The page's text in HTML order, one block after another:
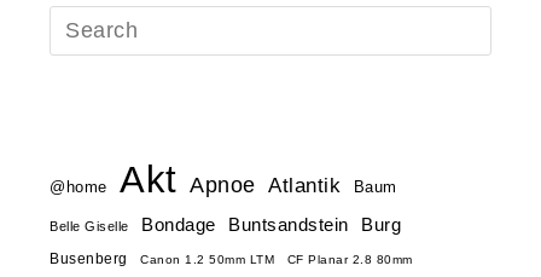
@home Akt Apnoe Atlantik Baum
Belle Giselle Bondage Buntsandstein Burg
Busenberg Canon 1.2 50mm LTM CF Planar 2.8 80mm